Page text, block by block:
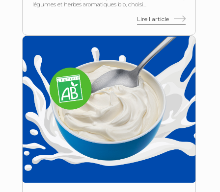
légumes et herbes aromatiques bio, choisi...
Lire l'article